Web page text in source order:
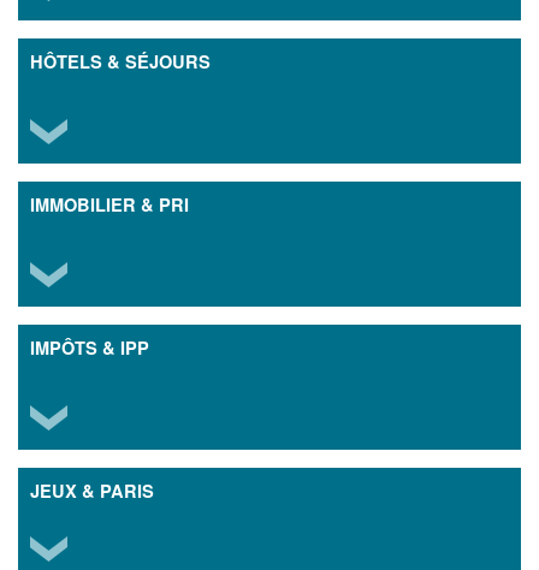
HÔTELS & SÉJOURS
IMMOBILIER & PRI
IMPÔTS & IPP
JEUX & PARIS